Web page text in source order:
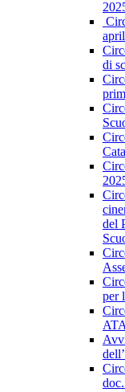
di
del
per